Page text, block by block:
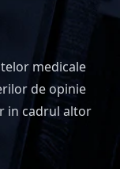
in cadrul altor
de opinie
medicale